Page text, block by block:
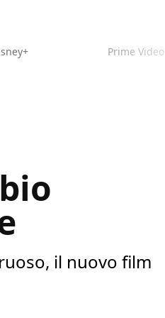
Prime Video
il nuovo film